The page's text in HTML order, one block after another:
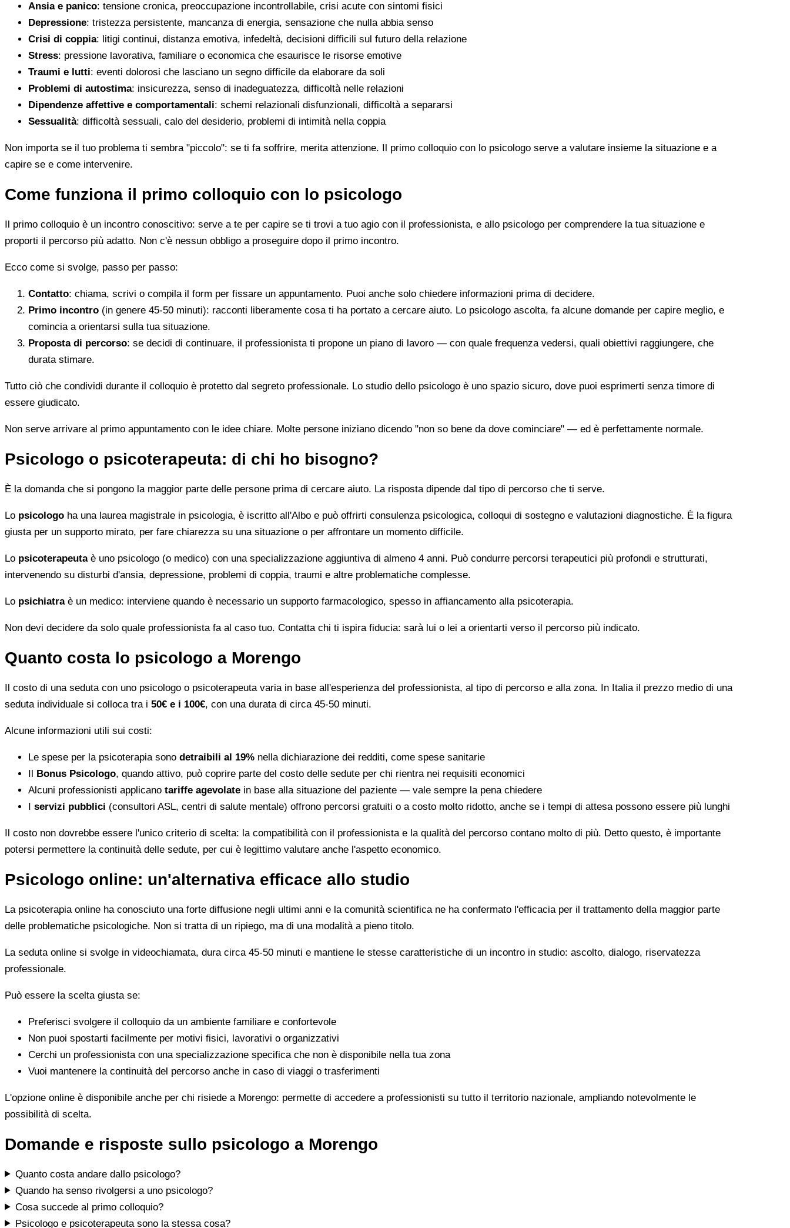
Ansia e panico: tensione cronica, preoccupazione incontrollabile, crisi acute con sintomi fisici
Depressione: tristezza persistente, mancanza di energia, sensazione che nulla abbia senso
Crisi di coppia: litigi continui, distanza emotiva, infedeltà, decisioni difficili sul futuro della relazione
Stress: pressione lavorativa, familiare o economica che esaurisce le risorse emotive
Traumi e lutti: eventi dolorosi che lasciano un segno difficile da elaborare da soli
Problemi di autostima: insicurezza, senso di inadeguatezza, difficoltà nelle relazioni
Dipendenze affettive e comportamentali: schemi relazionali disfunzionali, difficoltà a separarsi
Sessualità: difficoltà sessuali, calo del desiderio, problemi di intimità nella coppia
Non importa se il tuo problema ti sembra "piccolo": se ti fa soffrire, merita attenzione. Il primo colloquio con lo psicologo serve a valutare insieme la situazione e a
capire se e come intervenire.
Come funziona il primo colloquio con lo psicologo
Il primo colloquio è un incontro conoscitivo: serve a te per capire se ti trovi a tuo agio con il professionista, e allo psicologo per comprendere la tua situazione e
proporti il percorso più adatto. Non c'è nessun obbligo a proseguire dopo il primo incontro.
Ecco come si svolge, passo per passo:
Contatto: chiama, scrivi o compila il form per fissare un appuntamento. Puoi anche solo chiedere informazioni prima di decidere.
Primo incontro (in genere 45-50 minuti): racconti liberamente cosa ti ha portato a cercare aiuto. Lo psicologo ascolta, fa alcune domande per capire meglio, e
comincia a orientarsi sulla tua situazione.
Proposta di percorso: se decidi di continuare, il professionista ti propone un piano di lavoro — con quale frequenza vedersi, quali obiettivi raggiungere, che
durata stimare.
Tutto ciò che condividi durante il colloquio è protetto dal segreto professionale. Lo studio dello psicologo è uno spazio sicuro, dove puoi esprimerti senza timore di
essere giudicato.
Non serve arrivare al primo appuntamento con le idee chiare. Molte persone iniziano dicendo "non so bene da dove cominciare" — ed è perfettamente normale.
Psicologo o psicoterapeuta: di chi ho bisogno?
È la domanda che si pongono la maggior parte delle persone prima di cercare aiuto. La risposta dipende dal tipo di percorso che ti serve.
Lo psicologo ha una laurea magistrale in psicologia, è iscritto all'Albo e può offrirti consulenza psicologica, colloqui di sostegno e valutazioni diagnostiche. È la figura
giusta per un supporto mirato, per fare chiarezza su una situazione o per affrontare un momento difficile.
Lo psicoterapeutaè uno psicologo (o medico) con una specializzazione aggiuntiva di almeno 4 anni. Può condurre percorsi terapeutici più profondi e strutturati,
intervenendo su disturbi d'ansia, depressione, problemi di coppia, traumi e altre problematiche complesse.
Lo psichiatraè un medico: interviene quando è necessario un supporto farmacologico, spesso in affiancamento alla psicoterapia.
Non devi decidere da solo quale professionista fa al caso tuo. Contatta chi ti ispira fiducia: sarà lui o lei a orientarti verso il percorso più indicato.
Quanto costa lo psicologo a Morengo
Il costo di una seduta con uno psicologo o psicoterapeuta varia in base all'esperienza del professionista, al tipo di percorso e alla zona. In Italia il prezzo medio di una
seduta individuale si colloca tra i 50€ e i 100€, con una durata di circa 45-50 minuti.
Alcune informazioni utili sui costi:
Le spese per la psicoterapia sono detraibili al 19% nella dichiarazione dei redditi, come spese sanitarie
Il Bonus Psicologo, quando attivo, può coprire parte del costo delle sedute per chi rientra nei requisiti economici
Alcuni professionisti applicano tariffe agevolate in base alla situazione del paziente — vale sempre la pena chiedere
I servizi pubblici (consultori ASL, centri di salute mentale) offrono percorsi gratuiti o a costo molto ridotto, anche se i tempi di attesa possono essere più lunghi
Il costo non dovrebbe essere l'unico criterio di scelta: la compatibilità con il professionista e la qualità del percorso contano molto di più. Detto questo, è importante
potersi permettere la continuità delle sedute, per cui è legittimo valutare anche l'aspetto economico.
Psicologo online: un'alternativa efficace allo studio
La psicoterapia online ha conosciuto una forte diffusione negli ultimi anni e la comunità scientifica ne ha confermato l'efficacia per il trattamento della maggior parte
delle problematiche psicologiche. Non si tratta di un ripiego, ma di una modalità a pieno titolo.
La seduta online si svolge in videochiamata, dura circa 45-50 minuti e mantiene le stesse caratteristiche di un incontro in studio: ascolto, dialogo, riservatezza
professionale.
Può essere la scelta giusta se:
Preferisci svolgere il colloquio da un ambiente familiare e confortevole
Non puoi spostarti facilmente per motivi fisici, lavorativi o organizzativi
Cerchi un professionista con una specializzazione specifica che non è disponibile nella tua zona
Vuoi mantenere la continuità del percorso anche in caso di viaggi o trasferimenti
L'opzione online è disponibile anche per chi risiede a Morengo: permette di accedere a professionisti su tutto il territorio nazionale, ampliando notevolmente le
possibilità di scelta.
Domande e risposte sullo psicologo a Morengo
Quanto costa andare dallo psicologo?
Quando ha senso rivolgersi a uno psicologo?
Cosa succede al primo colloquio?
Psicologo e psicoterapeuta sono la stessa cosa?